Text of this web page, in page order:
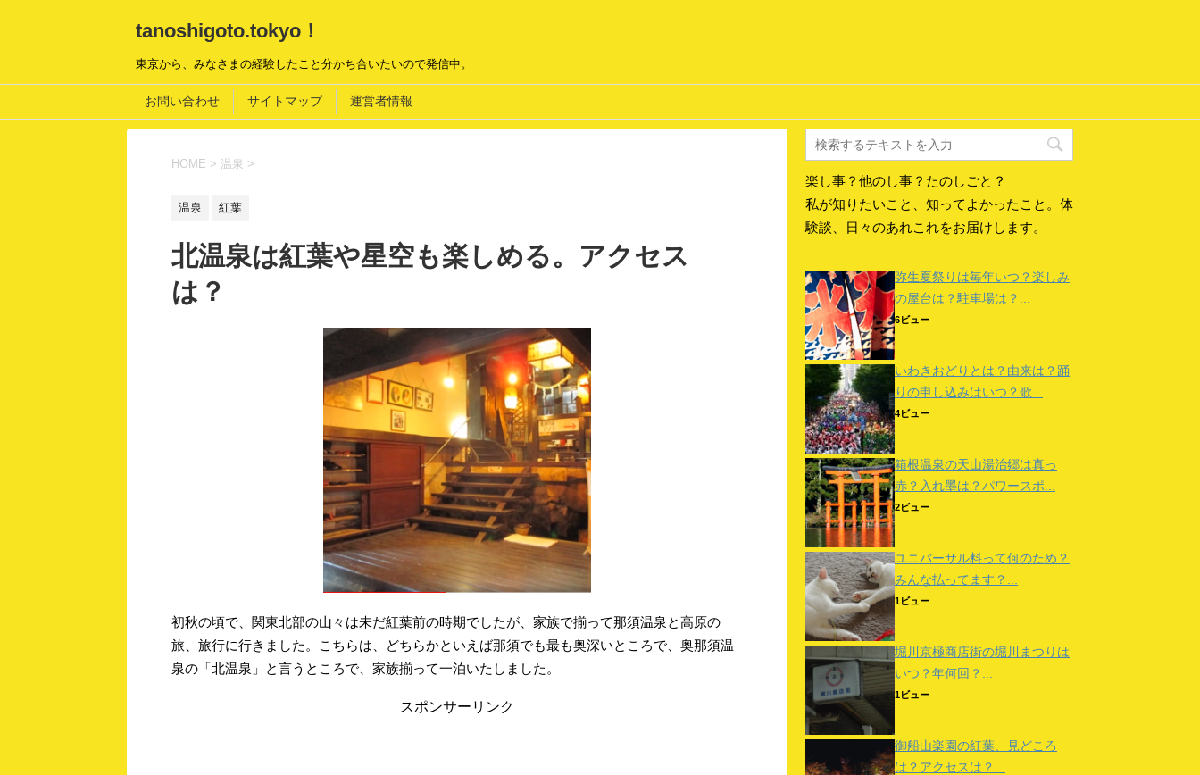
tanoshigoto.tokyo！
東京から、みなさまの経験したこと分かち合いたいので発信中。
お問い合わせ サイトマップ 運営者情報
HOME > 温泉 >
温泉 紅葉
北温泉は紅葉や星空も楽しめる。アクセス
は？
初秋の頃で、関東北部の山々は未だ紅葉前の時期でしたが、家族で揃って那須温泉と高原の
旅、旅行に行きました。こちらは、どちらかといえば那須でも最も奥深いところで、奥那須温
泉の「北温泉」と言うところで、家族揃って一泊いたしました。
スポンサーリンク
楽し事？他のし事？たのしごと？
私が知りたいこと、知ってよかったこと。体
験談、日々のあれこれをお届けします。
弥生夏祭りは毎年いつ？楽しみ
の屋台は？駐車場は？...
6ビュー
いわきおどりとは？由来は？踊
りの申し込みはいつ？歌...
4ビュー
箱根温泉の天山湯治郷は真っ
赤？入れ墨は？パワースポ...
2ビュー
ユニバーサル料って何のため？
みんな払ってます？...
1ビュー
堀川京極商店街の堀川まつりは
いつ？年何回？...
1ビュー
御船山楽園の紅葉、見どころ
は？アクセスは？...